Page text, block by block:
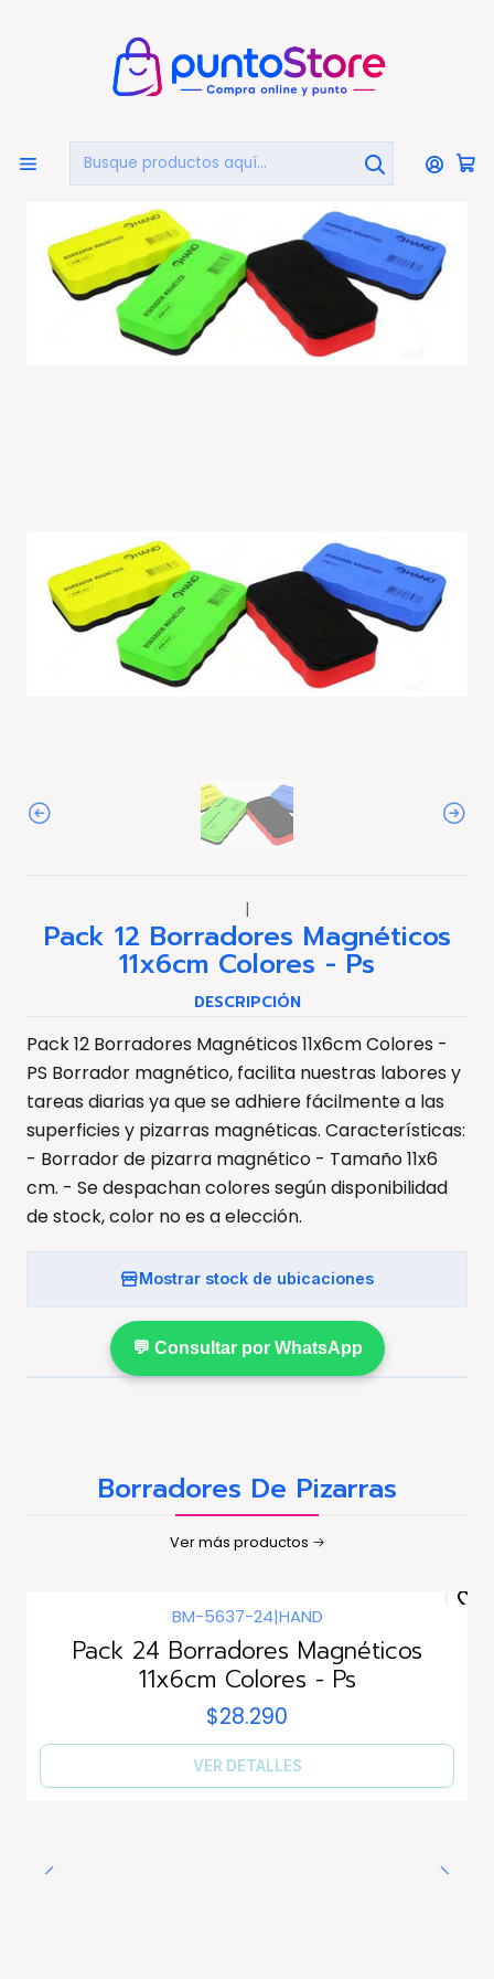
LIBRERÍA Y ARTE Borradores De Pizarras
Pack 12 Borradores Magnéticos 11x6cm Colores - Ps
|
Pack 12 Borradores Magnéticos
11x6cm Colores - Ps
DESCRIPCIÓN
Pack 12 Borradores Magnéticos 11x6cm Colores -
PS Borrador magnético, facilita nuestras labores y
tareas diarias ya que se adhiere fácilmente a las
superficies y pizarras magnéticas. Características:
- Borrador de pizarra magnético - Tamaño 11x6
cm. - Se despachan colores según disponibilidad
de stock, color no es a elección.
Mostrar stock de ubicaciones
💬 Consultar por WhatsApp
Borradores De Pizarras
Ver más productos
BM-5637-24|HAND
Pack 24 Borradores Magnéticos
11x6cm Colores - Ps
$28.290
VER DETALLES